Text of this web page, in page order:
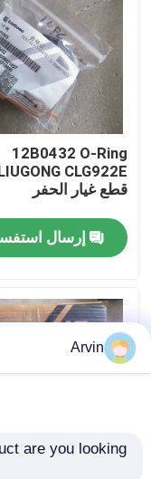
المنتجات
حول بنا
جولة في المعمل
ضبط الجودة
اتصل بنا
أخبار
طلب اقتباس
12B0432 O-Ring
CLG922E
قطع غيار الحفر
إرسال
Arvin
are you looking